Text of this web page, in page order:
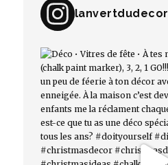
lanvertdudecor